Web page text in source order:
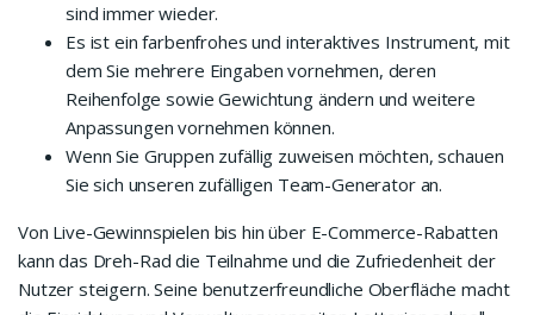
sind immer wieder.
Es ist ein farbenfrohes und interaktives Instrument, mit
dem Sie mehrere Eingaben vornehmen, deren
Reihenfolge sowie Gewichtung ändern und weitere
Anpassungen vornehmen können.
Wenn Sie Gruppen zufällig zuweisen möchten, schauen
Sie sich unseren zufälligen Team-Generator an.
Von Live-Gewinnspielen bis hin über E-Commerce-Rabatten
kann das Dreh-Rad die Teilnahme und die Zufriedenheit der
Nutzer steigern. Seine benutzerfreundliche Oberfläche macht